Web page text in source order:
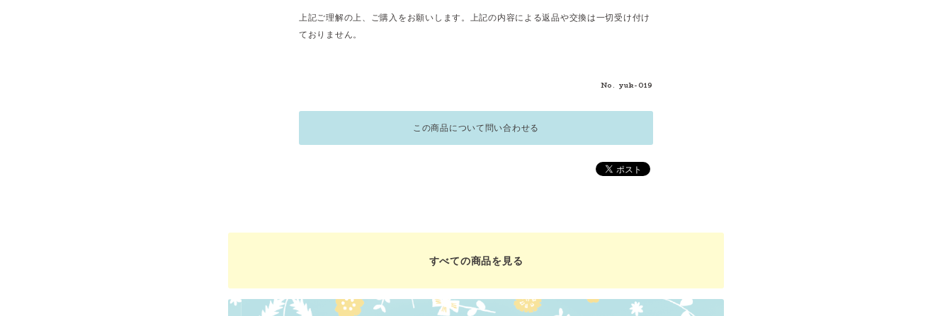
上記ご理解の上、ご購入をお願いします。上記の内容による返品や交換は一切受け付け
ておりません。
No. yuk-019
この商品について問い合わせる
すべての商品を見る